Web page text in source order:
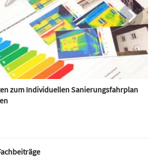
zum Individuellen Sanierungsfahrplan